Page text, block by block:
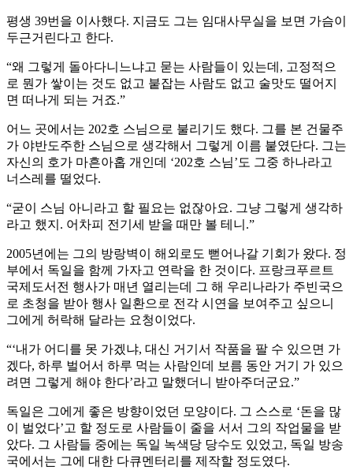
평생 39번을 이사했다. 지금도 그는 임대사무실을 보면 가슴이
두근거린다고 한다.
“왜 그렇게 돌아다니느냐고 묻는 사람들이 있는데, 고정적으
로 뭔가 쌓이는 것도 없고 붙잡는 사람도 없고 술맛도 떨어지
면 떠나게 되는 거죠.”
어느 곳에서는 202호 스님으로 불리기도 했다. 그를 본 건물주
가 야반도주한 스님으로 생각해서 그렇게 이름 붙였단다. 그는
자신의 호가 마흔아홉 개인데 ‘202호 스님’도 그중 하나라고
너스레를 떨었다.
“굳이 스님 아니라고 할 필요는 없잖아요. 그냥 그렇게 생각하
라고 했지. 어차피 전기세 받을 때만 볼 테니.”
2005년에는 그의 방랑벽이 해외로도 뻗어나갈 기회가 왔다. 정
부에서 독일을 함께 가자고 연락을 한 것이다. 프랑크푸르트
국제도서전 행사가 매년 열리는데 그 해 우리나라가 주빈국으
로 초청을 받아 행사 일환으로 전각 시연을 보여주고 싶으니
그에게 허락해 달라는 요청이었다.
“‘내가 어디를 못 가겠냐, 대신 거기서 작품을 팔 수 있으면 가
겠다, 하루 벌어서 하루 먹는 사람인데 보름 동안 거기 가 있으
려면 그렇게 해야 한다’라고 말했더니 받아주더군요.”
독일은 그에게 좋은 방향이었던 모양이다. 그 스스로 ‘돈을 많
이 벌었다’고 할 정도로 사람들이 줄을 서서 그의 작업물을 받
았다. 그 사람들 중에는 독일 녹색당 당수도 있었고, 독일 방송
국에서는 그에 대한 다큐멘터리를 제작할 정도였다.